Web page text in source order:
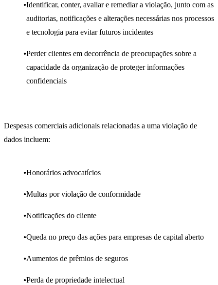
Identificar, conter, avaliar e remediar a violação, junto com as
auditorias, notificações e alterações necessárias nos processos
e tecnologia para evitar futuros incidentes
Perder clientes em decorrência de preocupações sobre a
capacidade da organização de proteger informações
confidenciais
Despesas comerciais adicionais relacionadas a uma violação de
dados incluem:
Honorários advocatícios
Multas por violação de conformidade
Notificações do cliente
Queda no preço das ações para empresas de capital aberto
Aumentos de prêmios de seguros
Perda de propriedade intelectual